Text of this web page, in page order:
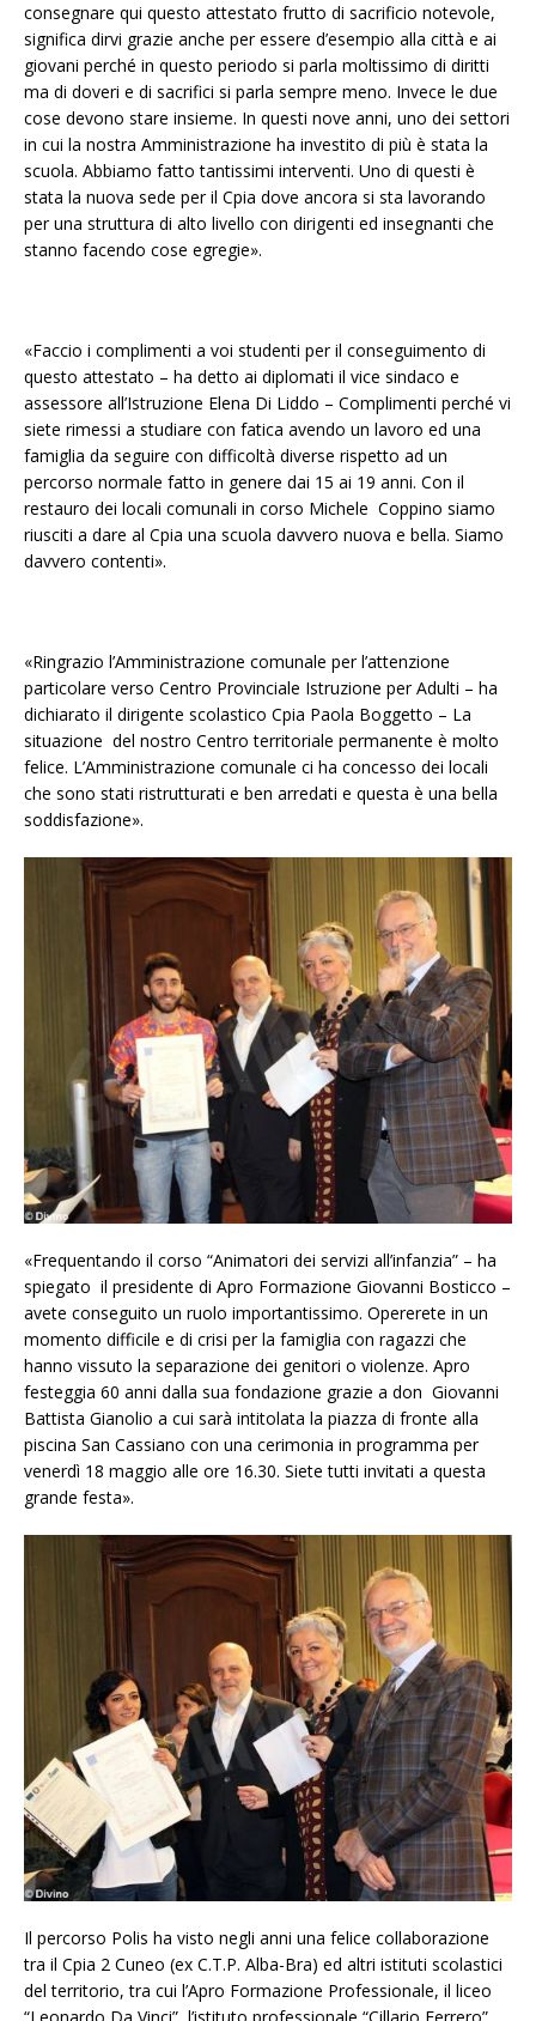
consegnare qui questo attestato frutto di sacrificio notevole,
significa dirvi grazie anche per essere d’esempio alla città e ai
giovani perché in questo periodo si parla moltissimo di diritti
ma di doveri e di sacrifici si parla sempre meno. Invece le due
cose devono stare insieme. In questi nove anni, uno dei settori
in cui la nostra Amministrazione ha investito di più è stata la
scuola. Abbiamo fatto tantissimi interventi. Uno di questi è
stata la nuova sede per il Cpia dove ancora si sta lavorando
per una struttura di alto livello con dirigenti ed insegnanti che
stanno facendo cose egregie».
«Faccio i complimenti a voi studenti per il conseguimento di
questo attestato – ha detto ai diplomati il vice sindaco e
assessore all’Istruzione Elena Di Liddo – Complimenti perché vi
siete rimessi a studiare con fatica avendo un lavoro ed una
famiglia da seguire con difficoltà diverse rispetto ad un
percorso normale fatto in genere dai 15 ai 19 anni. Con il
restauro dei locali comunali in corso Michele Coppino siamo
riusciti a dare al Cpia una scuola davvero nuova e bella. Siamo
davvero contenti».
«Ringrazio l’Amministrazione comunale per l’attenzione
particolare verso Centro Provinciale Istruzione per Adulti – ha
dichiarato il dirigente scolastico Cpia Paola Boggetto – La
situazione del nostro Centro territoriale permanente è molto
felice. L’Amministrazione comunale ci ha concesso dei locali
che sono stati ristrutturati e ben arredati e questa è una bella
soddisfazione».
«Frequentando il corso “Animatori dei servizi all’infanzia” – ha
spiegato il presidente di Apro Formazione Giovanni Bosticco –
avete conseguito un ruolo importantissimo. Opererete in un
momento difficile e di crisi per la famiglia con ragazzi che
hanno vissuto la separazione dei genitori o violenze. Apro
festeggia 60 anni dalla sua fondazione grazie a don Giovanni
Battista Gianolio a cui sarà intitolata la piazza di fronte alla
piscina San Cassiano con una cerimonia in programma per
venerdì 18 maggio alle ore 16.30. Siete tutti invitati a questa
grande festa».
Il percorso Polis ha visto negli anni una felice collaborazione
tra il Cpia 2 Cuneo (ex C.T.P. Alba-Bra) ed altri istituti scolastici
del territorio, tra cui l’Apro Formazione Professionale, il liceo